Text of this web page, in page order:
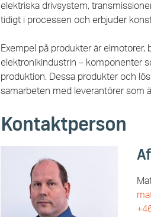
elektriska drivsystem,
tidigt i processen och erbjuder
Exempel på produkter är
elektronikindustrin – komponenter
produktion. Dessa produkter och
samarbeten med leverantörer som
Kontaktperson